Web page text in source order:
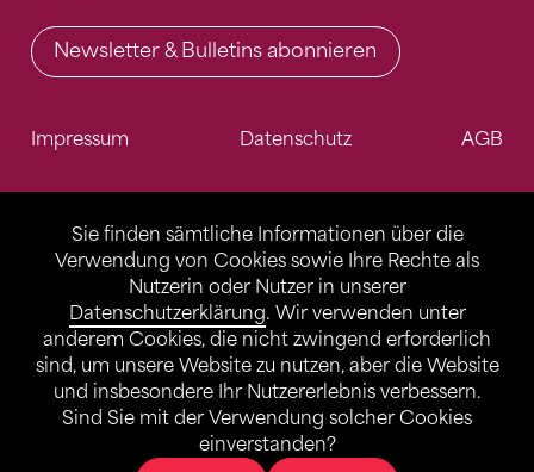
Sie finden sämtliche Informationen über die
Verwendung von Cookies sowie Ihre Rechte als
Nutzerin oder Nutzer in unserer
Datenschutzerklärung. Wir verwenden unter
anderem Cookies, die nicht zwingend erforderlich
sind, um unsere Website zu nutzen, aber die Website
und insbesondere Ihr Nutzererlebnis verbessern.
Sind Sie mit der Verwendung solcher Cookies
einverstanden?
Newsletter & Bulletins abonnieren
Impressum Datenschutz AGB